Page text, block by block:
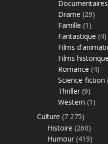
Documentaires
Drame (29)
Famille (1)
Fantastique (4)
Films
Films
Romance (4)
Science-fiction
Thriller (9)
Western (1)
Culture (7 275)
Histoire (260)
Humour (419)